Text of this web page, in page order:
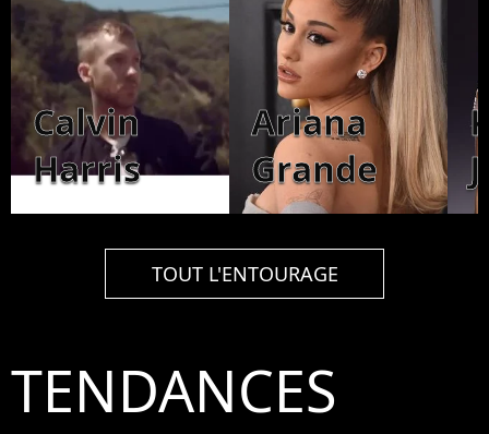
Calvin
Harris
Ariana
Grande
TOUT L'ENTOURAGE
TENDANCES